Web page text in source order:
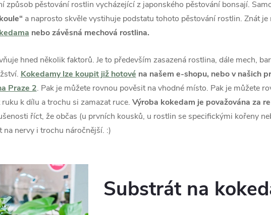
způsob pěstování rostlin vycházející z japonského pěstování bonsají.
a naprosto skvěle vystihuje podstatu tohoto pěstování rostlin. Znát
nebo závěsná mechová rostlina.
hned několik faktorů. Je to především zasazená rostlina, dále mech,
Kokedamy lze koupit již hotové na našem e-shopu, nebo v našich
Praze 2. Pak je můžete rovnou pověsit na vhodné místo. Pak je můžete
k dílu a trochu si zamazat ruce. Výroba kokedam je považována za
říct, že občas (u prvních kousků, u rostlin se specifickými kořeny
nervy i trochu náročnější. :)
Substrát na